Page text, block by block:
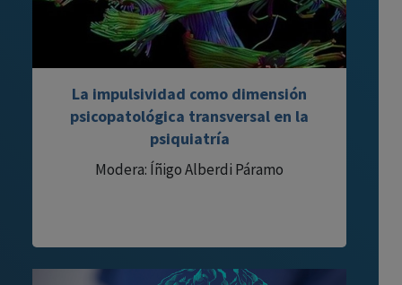
La impulsividad como dimensión
psicopatológica transversal en la
psiquiatría
Modera: Íñigo Alberdi Páramo